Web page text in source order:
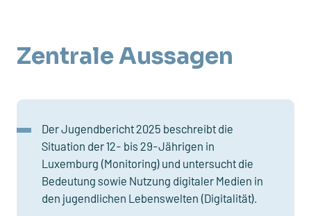
Zentrale Aussagen
Der Jugendbericht 2025 beschreibt die
Situation der 12- bis 29-Jährigen in
Luxemburg (Monitoring) und untersucht die
Bedeutung sowie Nutzung digitaler Medien in
den jugendlichen Lebenswelten (Digitalität).